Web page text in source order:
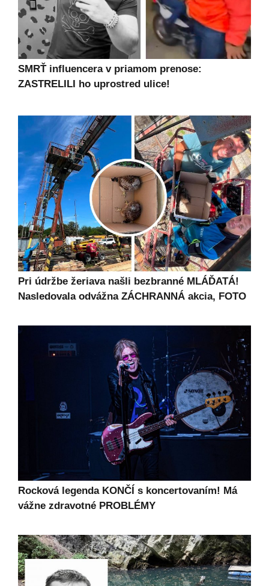
SMRŤ influencera v priamom prenose:
ZASTRELILI ho uprostred ulice!
Pri údržbe žeriava našli bezbranné MLÁĎATÁ!
Nasledovala odvážna ZÁCHRANNÁ akcia, FOTO
Rocková legenda KONČÍ s koncertovaním! Má
vážne zdravotné PROBLÉMY